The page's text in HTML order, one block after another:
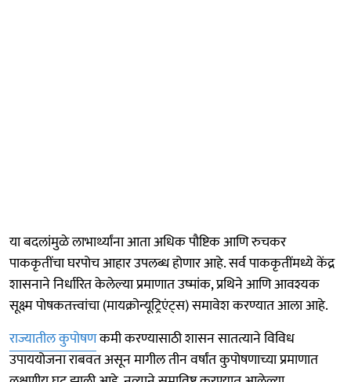
या बदलांमुळे लाभार्थ्यांना आता अधिक पौष्टिक आणि रुचकर
पाककृतींचा घरपोच आहार उपलब्ध होणार आहे. सर्व पाककृतींमध्ये केंद्र
शासनाने निर्धारित केलेल्या प्रमाणात उष्मांक, प्रथिने आणि आवश्यक
सूक्ष्म पोषकतत्त्वांचा (मायक्रोन्यूट्रिएंट्स) समावेश करण्यात आला आहे.
राज्यातील कुपोषणकमी करण्यासाठी शासन सातत्याने विविध
उपाययोजना राबवत असून मागील तीन वर्षांत कुपोषणाच्या प्रमाणात